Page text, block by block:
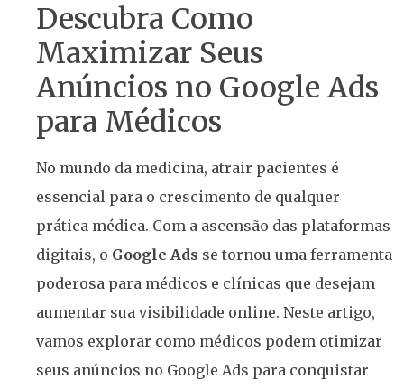
Descubra Como
Maximizar Seus
Anúncios no Google Ads
para Médicos
No mundo da medicina, atrair pacientes é
essencial para o crescimento de qualquer
prática médica. Com a ascensão das plataformas
digitais, o Google Ads se tornou uma ferramenta
poderosa para médicos e clínicas que desejam
aumentar sua visibilidade online. Neste artigo,
vamos explorar como médicos podem otimizar
seus anúncios no Google Ads para conquistar